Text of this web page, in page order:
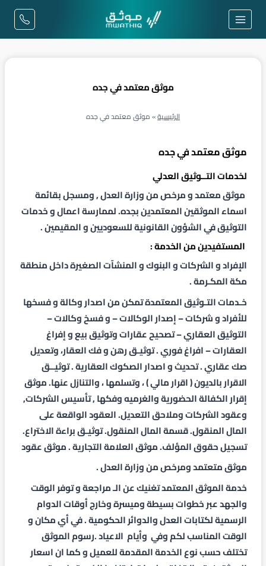
التجاوز
المحتوى
موثق معتمد في جده
الرئيسية»موثق معتمد في جده
موثق معتمد في جده
لخدمات التــوثيق العدلي
موثق معتمد و مرخص من وزارة العدل, ومسجل بقائمة
اسماء الموثقين المعتمدين بجده. لممارسة اعمال و خدمات
التوثيق في الشؤون القانونية للسعوديين و المقيمين .
المستفيدين من الخدمة :
الإفراد و الشركات و البنوك و المنشآت الصغيرة داخل منطقة
مكة المكـرمة .
خـدمات التـوثيقالمعتمدة تمكن من اصدار وكالة و فسخها
للأفراد و شركات – إصدار الوكالات – و فسخ وكالات –
التوثيق العقاري – تصحيح عقارات وتوثيق بيع و إفراغ
العقارات – افراغ فوري . توثيـق رهن و فك العقار، وتعديل
صك عقاري . تحديث و اصدار الصكوك العقارية . توثيــق
الاقرار بالديون ( اقرار مالي ) ، وتسلمها ، والتنازل عنها. موثق
إقرار الكفالة الحضورية والغرميه وفكها , تأسيس الشركات,
وعقود الشركات وملاحق التعديل. العقود الواقعة على
المال المنقول. قسمة المال المنقول. توثيـق براءة الاختراع.
تسجيل حقوق المؤلف. موثق العلامة التجارية . موثق عقود
موثق متعتمد ومرخص من وزارة العدل .
خدمة الموثق المعتمد تغنيك عن الـ مراجعة و توفر الوقت
والجهد عبر خطوات بسيطة وميسرة وخارج أوقات الدوام
الرسمية لكتابات العدل والدوائر الحكومية . في أي مكان و
الوقت المناسب لكم وفي وأيام الاعياد .رسوم الموثق
تختلف حسب نوع الخدمة المقدمة للعميل و كما ان اسعار